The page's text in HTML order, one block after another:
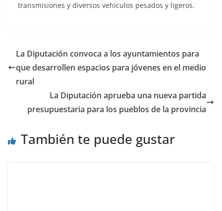
transmisiones y diversos vehículos pesados y ligeros.
La Diputación convoca a los ayuntamientos para
que desarrollen espacios para jóvenes en el medio
rural
La Diputación aprueba una nueva partida
presupuestaria para los pueblos de la provincia
También te puede gustar